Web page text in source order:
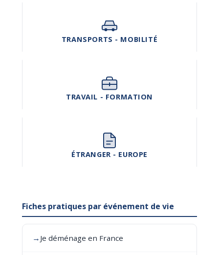
TRANSPORTS - MOBILITÉ
TRAVAIL - FORMATION
ÉTRANGER - EUROPE
Fiches pratiques par événement de vie
→ Je déménage en France